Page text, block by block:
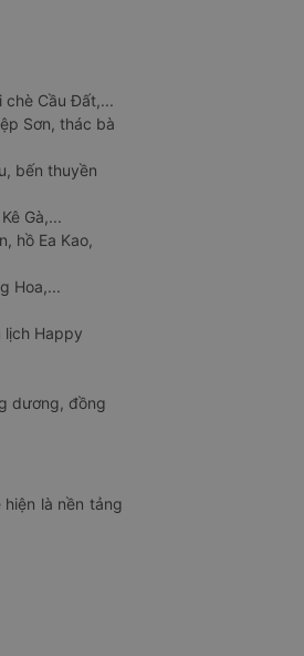
chè Cầu Đất,...
Sơn, thác bà
bến thuyền
Gà,...
hồ Ea Kao,
Hoa,...
lịch Happy
dương, đồng
là nền tảng